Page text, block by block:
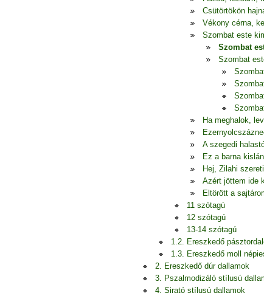
Csütörtökön
Vékony cérna,
Szombat este
Szombat
Szombat
Ha meghalok,
A szegedi
Ez a barna
Hej, Zilahi
Azért jöttem ide
Eltörött a
11 szótagú
12 szótagú
13-14 szótagú
1.2. Ereszkedő
1.3. Ereszkedő moll
2. Ereszkedő dúr dallamok
3. Pszalmodizáló stílusú
4. Sirató stílusú dallamok